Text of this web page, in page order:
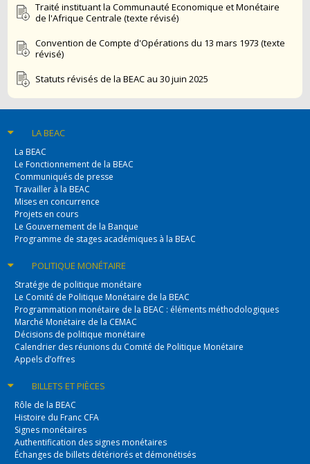
Traité instituant la Communauté Economique et Monétaire
de l'Afrique Centrale (texte révisé)
Convention de Compte d'Opérations du 13 mars 1973 (texte
révisé)
Statuts révisés de la BEAC au 30 juin 2025
LA BEAC
La BEAC
Le Fonctionnement de la BEAC
Communiqués de presse
Travailler à la BEAC
Mises en concurrence
Projets en cours
Le Gouvernement de la Banque
Programme de stages académiques à la BEAC
POLITIQUEMONÉTAIRE
Stratégie de politique monétaire
Le Comité de Politique Monétaire de la BEAC
Programmation monétaire de la BEAC : éléments méthodologiques
Marché Monétaire de la CEMAC
Décisions de politique monétaire
Calendrier des réunions du Comité de Politique Monétaire
Appels d’offres
BILLETSET PIÈCES
Rôle de la BEAC
Histoire du Franc CFA
Signes monétaires
Authentification des signes monétaires
Échanges de billets détériorés et démonétisés